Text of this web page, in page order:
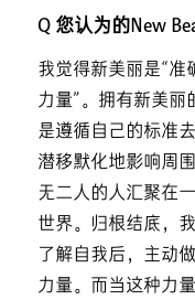
Q 您认为的New
我觉得新美丽是“准
力量”。拥有新美丽
是遵循自己的标准
潜移默化地影响周
无二人的人汇聚在
世界。归根结底，
了解自我后，主动
力量。而当这种力